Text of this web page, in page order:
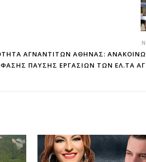
ΑΓΝΑΝΤΙΤΩΝ ΑΘΗΝΑΣ:
ΠΑΥΣΗΣ ΕΡΓΑΣΙΩΝ ΤΩΝ ΕΛ.ΤΑ